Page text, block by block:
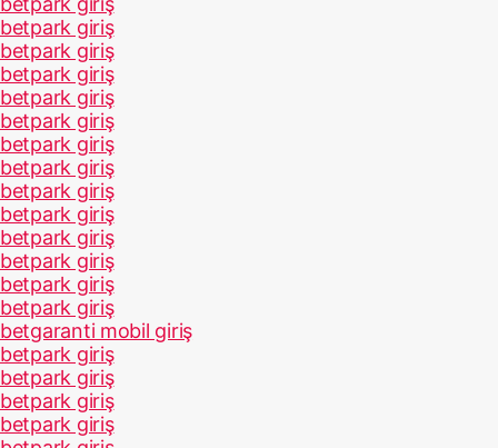
betpark giriş
betpark giriş
betpark giriş
betpark giriş
betpark giriş
betpark giriş
betpark giriş
betpark giriş
betpark giriş
betpark giriş
betpark giriş
betpark giriş
betpark giriş
betgaranti mobil giriş
betpark giriş
betpark giriş
betpark giriş
betpark giriş